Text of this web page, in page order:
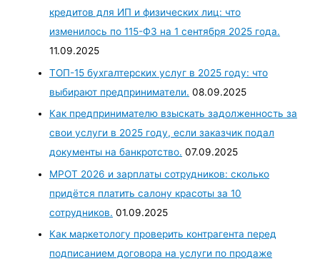
кредитов для ИП и физических лиц: что
изменилось по 115-ФЗ на 1 сентября 2025 года.
11.09.2025
ТОП-15 бухгалтерских услуг в 2025 году: что
выбирают предприниматели. 08.09.2025
Как предпринимателю взыскать задолженность за
свои услуги в 2025 году, если заказчик подал
документы на банкротство. 07.09.2025
МРОТ 2026 и зарплаты сотрудников: сколько
придётся платить салону красоты за 10
сотрудников. 01.09.2025
Как маркетологу проверить контрагента перед
подписанием договора на услуги по продаже